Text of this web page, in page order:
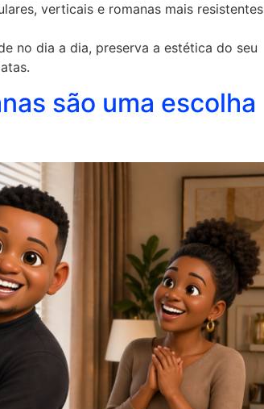
verticais e romanas mais resistentes
no dia a dia, preserva a estética do seu
são uma escolha